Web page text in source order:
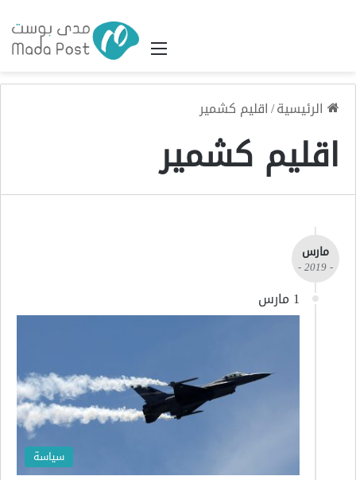
القائمة
الرئيسية/اقليم كشمير
اقليم كشمير
مارس
- 2019 -
1 مارس
سياسة